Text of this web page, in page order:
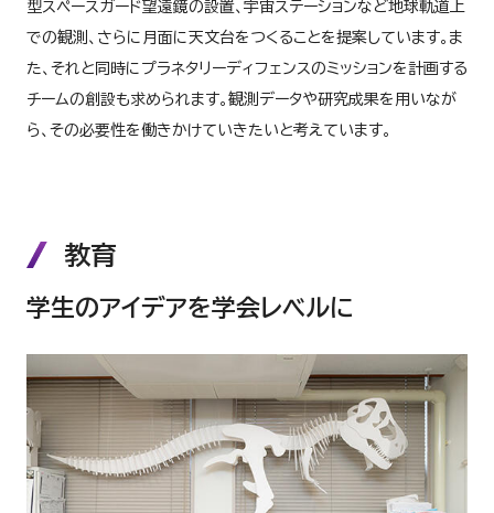
型スペースガード望遠鏡の設置、宇宙ステーションなど地球軌道上
での観測、さらに月面に天文台をつくることを提案しています。ま
た、それと同時にプラネタリーディフェンスのミッションを計画する
チームの創設も求められます。観測データや研究成果を用いなが
ら、その必要性を働きかけていきたいと考えています。
教育
学生のアイデアを学会レベルに